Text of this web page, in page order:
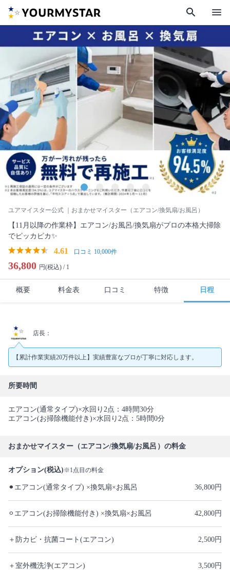
search menu
ユアマイスター公式 ｜おまかせマイスター（エアコン/換気扇/お風呂）
【11月以降の作業枠】エアコン/お風呂/換気扇がプロの本格大掃除
でピッカピカ✨
4.61 口コミ 10,000件
36,800 円(税込) / 1
概要 料金表 口コミ 特徴 日程
店長：
【累計作業実績20万件以上】実績豊富なプロが丁寧に対応します。
所要時間
エアコン(通常タイプ)×水回り2点：4時間30分
エアコン(お掃除機能付き)×水回り2点：5時間0分
おまかせマイスター（エアコン/換気扇/お風呂）の料金
オプション(税込)※1点目の料金
⚫︎エアコン(通常タイプ) ×換気扇×お風呂 36,800円
⚪︎エアコン(お掃除機能付き) ×換気扇×お風呂 42,800円
＋防カビ・抗菌コート(エアコン) 2,500円
＋室外機洗浄(エアコン) 3,500円